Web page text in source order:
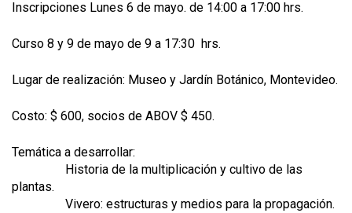
Inscripciones Lunes 6 de mayo. de 14:00 a 17:00 hrs.
Curso 8 y 9 de mayo de 9 a 17:30 hrs.
Lugar de realización: Museo y Jardín Botánico, Montevideo.
Costo: $ 600, socios de ABOV $ 450.
Temática a desarrollar:
Historia de la multiplicación y cultivo de las
plantas.
Vivero: estructuras y medios para la propagación.